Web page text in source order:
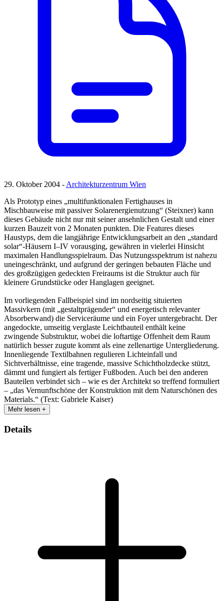
29. Oktober 2004 -Architekturzentrum Wien
Als Prototyp eines „multifunktionalen Fertighauses in
Mischbauweise mit passiver Solarenergienutzung“ (Steixner) kann
dieses Gebäude nicht nur mit seiner ansehnlichen Gestalt und einer
kurzen Bauzeit von 2 Monaten punkten. Die Features dieses
Haustyps, dem die langjährige Entwicklungsarbeit an den „standard
solar“-Häusern I–IV vorausging, gewähren in vielerlei Hinsicht
maximalen Handlungsspielraum. Das Nutzungsspektrum ist nahezu
uneingeschränkt, und aufgrund der geringen bebauten Fläche und
des großzügigen gedeckten Freiraums ist die Struktur auch für
kleinere Grundstücke oder Hanglagen geeignet.
Im vorliegenden Fallbeispiel sind im nordseitig situierten
Massivkern (mit „gestaltprägender“ und energetisch relevanter
Absorberwand) die Serviceräume und ein Foyer untergebracht. Der
angedockte, umseitig verglaste Leichtbauteil enthält keine
zwingende Substruktur, wobei die loftartige Offenheit dem Raum
natürlich besser zugute kommt als eine zellenartige Untergliederung.
Innenliegende Textilbahnen regulieren Lichteinfall und
Sichtverhältnisse, eine tragende, massive Schichtholzdecke stützt,
dämmt und fungiert als fertiger Fußboden. Auch bei den anderen
Bauteilen verbindet sich – wie es der Architekt so treffend formuliert
– „das Vernunftschöne der Konstruktion mit dem Naturschönen des
Materials.“ (Text: Gabriele Kaiser)
Mehr lesen +
Details